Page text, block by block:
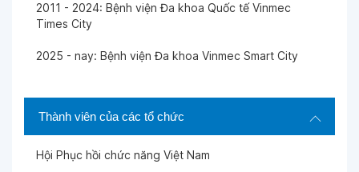
2011 - 2024: Bệnh viện Đa khoa Quốc tế Vinmec
Times City
2025 - nay: Bệnh viện Đa khoa Vinmec Smart City
Thành viên của các tổ chức
Hội Phục hồi chức năng Việt Nam
Ngày 10-06-2025